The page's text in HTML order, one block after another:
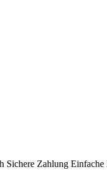
Sichere Zahlung Einfache